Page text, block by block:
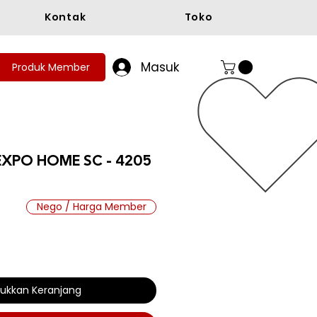
Kontak Toko
Produk Member Masuk
HOME SC - 4205
Keranjang
Nego / Harga Member